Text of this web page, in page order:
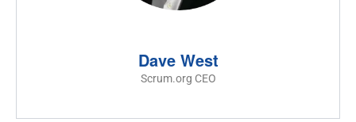
Dave West
Scrum.org CEO